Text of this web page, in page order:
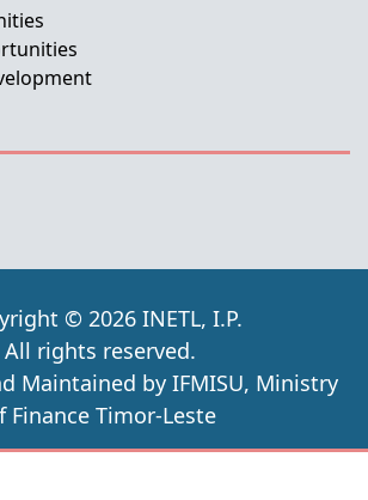
© 2026 INETL, I.P.
All rights reserved.
Maintained by IFMISU, Ministry
Finance Timor-Leste